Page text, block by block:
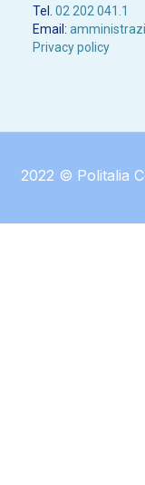
Tel. 02 202 041.1
Email:
Privacy policy
2022 © Politalia